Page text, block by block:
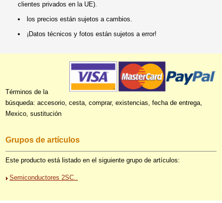
clientes privados en la UE).
los precios están sujetos a cambios.
¡Datos técnicos y fotos están sujetos a error!
Términos de la
búsqueda: accesorio, cesta, comprar, existencias, fecha de entrega,
Mexico, sustitución
Grupos de artículos
Este producto está listado en el siguiente grupo de artículos:
Semiconductores 2SC..